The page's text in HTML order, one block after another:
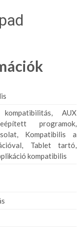
AUX
programok,
Kompatibilis a
Tablet tartó,
kompatibilis